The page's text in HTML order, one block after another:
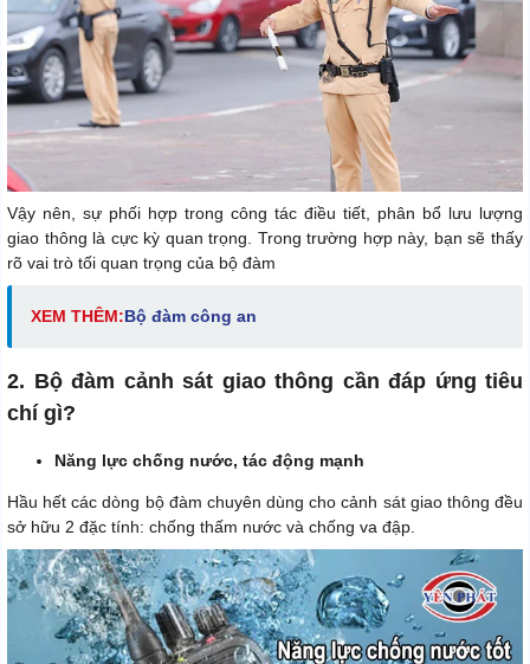
Vậy nên, sự phối hợp trong công tác điều tiết, phân bổ lưu lượng
giao thông là cực kỳ quan trọng. Trong trường hợp này, bạn sẽ thấy
rõ vai trò tối quan trọng của bộ đàm
XEM THÊM:Bộ đàm công an
2. Bộ đàm cảnh sát giao thông cần đáp ứng tiêu
chí gì?
Năng lực chống nước, tác động mạnh
Hầu hết các dòng bộ đàm chuyên dùng cho cảnh sát giao thông đều
sở hữu 2 đặc tính: chống thấm nước và chống va đập.